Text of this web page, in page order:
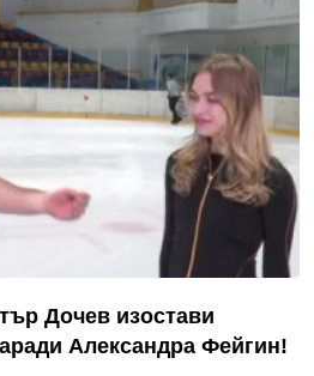
Дочев изостави
Александра Фейгин!